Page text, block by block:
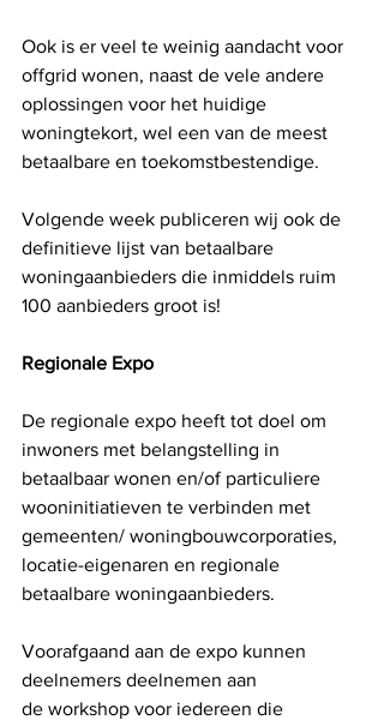
Ook is er veel te weinig aandacht voor
offgrid wonen, naast de vele andere
oplossingen voor het huidige
woningtekort, wel een van de meest
betaalbare en toekomstbestendige.
Volgende week publiceren wij ook de
definitieve lijst van betaalbare
woningaanbieders die inmiddels ruim
100 aanbieders groot is!
Regionale Expo
De regionale expo heeft tot doel om
inwoners met belangstelling in
betaalbaar wonen en/of particuliere
wooninitiatieven te verbinden met
gemeenten/ woningbouwcorporaties,
locatie-eigenaren en regionale
betaalbare woningaanbieders.
Voorafgaand aan de expo kunnen
deelnemers deelnemen aan
de workshop voor iedereen die